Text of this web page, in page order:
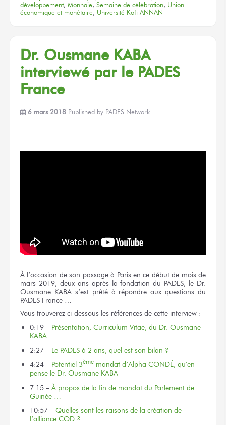
développement, Monnaie, Semaine de célébration, Union
économique et monétaire, Université Kofi ANNAN
Dr. Ousmane KABA
interviewé par le PADES
France
6 mars 2018 Published by PADES Network
À l’occasion de son passage à Paris en ce début de mois de
mars 2019, deux ans après la fondation du PADES, le Dr.
Ousmane KABA s’est prêté à répondre aux questions du
PADES France …
Vous trouverez ci-dessous les références de cette interview :
0:19 – Présentation, Curriculum Vitae, du Dr. Ousmane
KABA
2:27 – Le PADES à 2 ans, quel est son bilan ?
4:24 – Potentiel 3ème mandat d’Alpha CONDÉ, qu’en
pense le Dr. Ousmane KABA
7:15 –À propos de la fin de mandat du Parlement de
Guinée …
10:57 –Quelles sont les raisons de la création de
l’alliance COD ?